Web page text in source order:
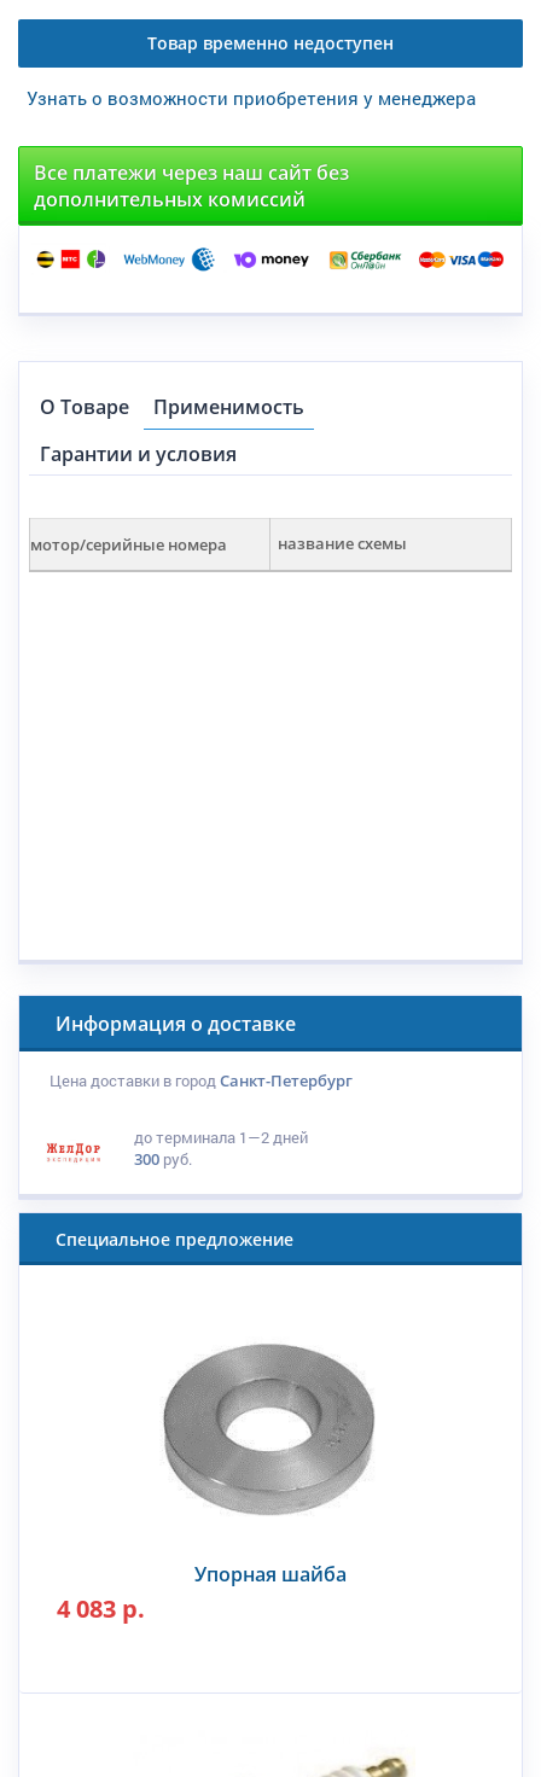
Товар временно недоступен
Узнать о возможности приобретения у менеджера
Все платежи через наш сайт без
дополнительных комиссий
О Товаре
Применимость
Гарантии и условия
мотор/серийные номера название схемы
Информация о доставке
Цена доставки в городСанкт-Петербург
до терминала 1—2 дней
300 руб.
Специальное предложение
Упорная шайба
4 083 р.